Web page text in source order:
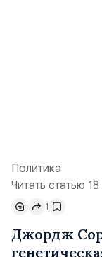
Политика
Читать статью
1
Джордж